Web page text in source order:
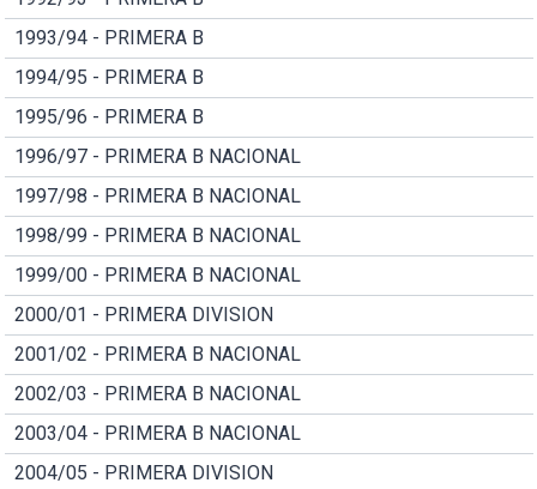
1993/94 - PRIMERA B
1994/95 - PRIMERA B
1995/96 - PRIMERA B
1996/97 - PRIMERA B NACIONAL
1997/98 - PRIMERA B NACIONAL
1998/99 - PRIMERA B NACIONAL
1999/00 - PRIMERA B NACIONAL
2000/01 - PRIMERA DIVISION
2001/02 - PRIMERA B NACIONAL
2002/03 - PRIMERA B NACIONAL
2003/04 - PRIMERA B NACIONAL
2004/05 - PRIMERA DIVISION